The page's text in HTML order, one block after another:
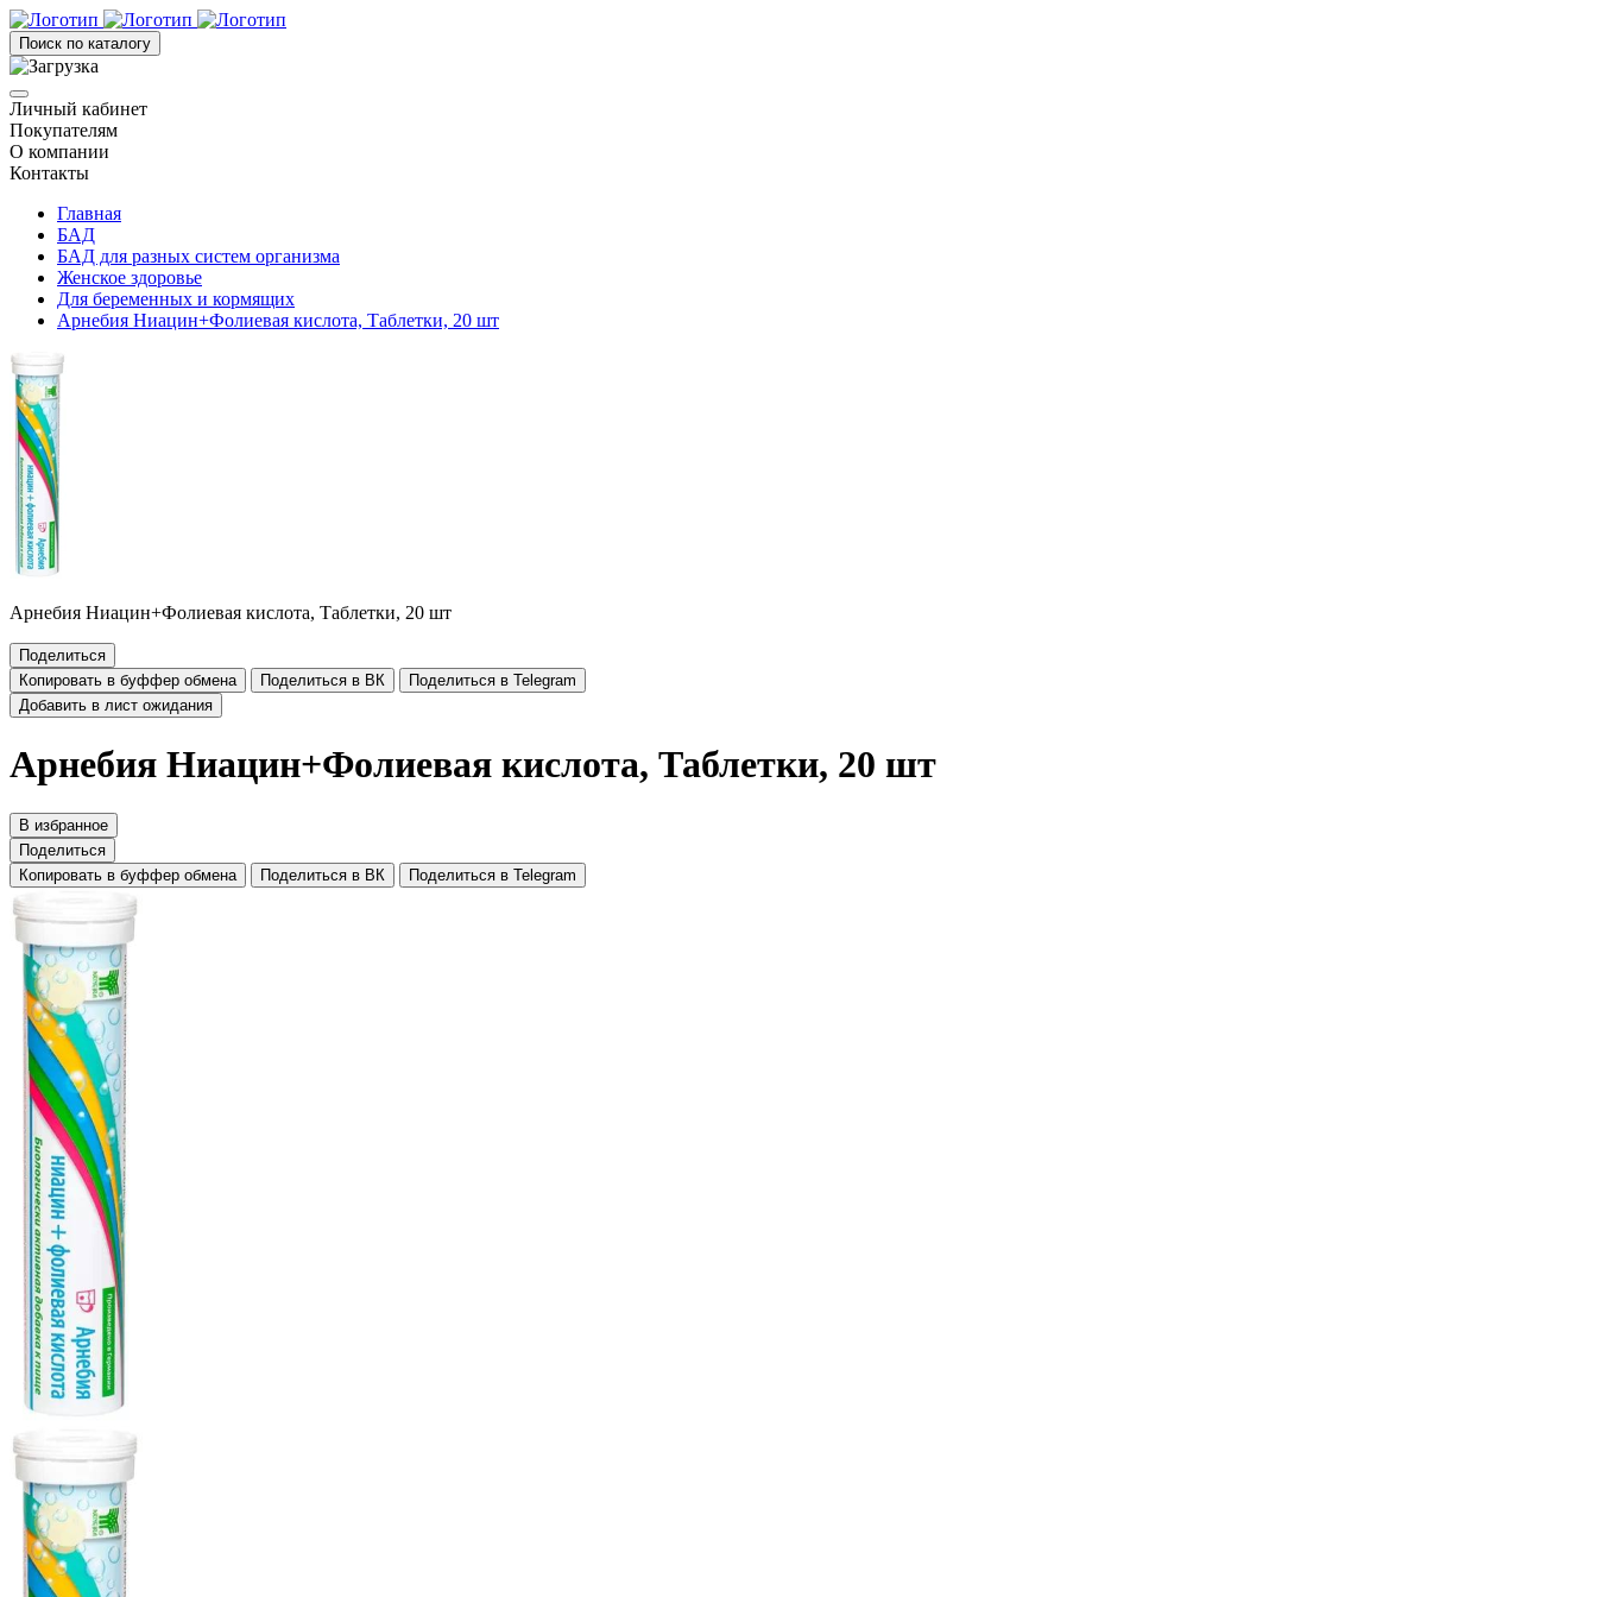
Поиск по каталогу
Личный кабинет
Покупателям
О компании
Контакты
Главная
БАД
БАД для разных систем организма
Женское здоровье
Для беременных и кормящих
Арнебия Ниацин+Фолиевая кислота, Таблетки, 20 шт
Арнебия Ниацин+Фолиевая кислота, Таблетки, 20 шт
Поделиться
Копировать в буффер обмена
Поделиться в ВК
Поделиться в Telegram
Добавить в лист ожидания
Арнебия Ниацин+Фолиевая кислота, Таблетки, 20 шт
В избранное
Поделиться
Копировать в буффер обмена
Поделиться в ВК Поделиться в Telegram